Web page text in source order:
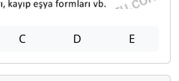
C D E